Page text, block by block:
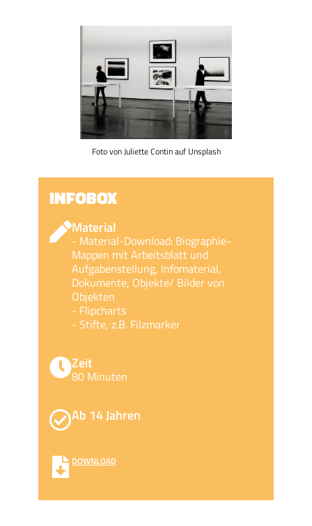
Foto von Juliette Contin auf Unsplash
INFOBOX
Material
- Material-Download: Biographie-
Mappen mit Arbeitsblatt und
Aufgabenstellung, Infomaterial,
Dokumente, Objekte/ Bilder von
Objekten
- Flipcharts
- Stifte, z.B. Filzmarker
Zeit
80 Minuten
Ab 14 Jahren
DOWNLOAD